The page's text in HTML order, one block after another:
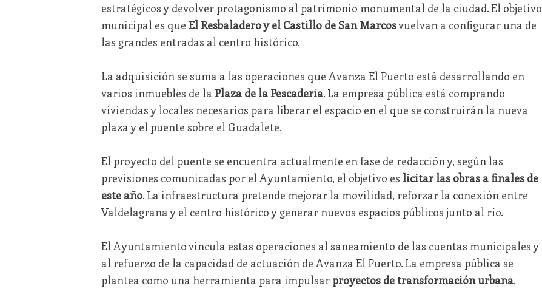
estratégicos y devolver protagonismo al patrimonio monumental de la ciudad. El objetivo
municipal es que El Resbaladero y el Castillo de San Marcosvuelvan a configurar una de
las grandes entradas al centro histórico.
La adquisición se suma a las operaciones que Avanza El Puerto está desarrollando en
varios inmuebles de la Plaza de la Pescadería. La empresa pública está comprando
viviendas y locales necesarios para liberar el espacio en el que se construirán la nueva
plaza y el puente sobre el Guadalete.
El proyecto del puente se encuentra actualmente en fase de redacción y, según las
previsiones comunicadas por el Ayuntamiento, el objetivo es licitar las obras a finales de
este año. La infraestructura pretende mejorar la movilidad, reforzar la conexión entre
Valdelagrana y el centro histórico y generar nuevos espacios públicos junto al río.
El Ayuntamiento vincula estas operaciones al saneamiento de las cuentas municipales y
al refuerzo de la capacidad de actuación de Avanza El Puerto. La empresa pública se
plantea como una herramienta para impulsar proyectos de transformación urbana,